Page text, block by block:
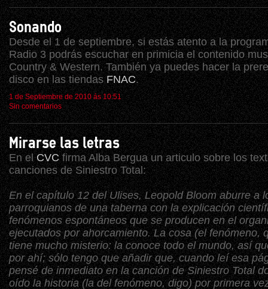
Sonando
Desde el 1 de septiembre, si estás atento a la
Radio 3 podrás escuchar en primicia el contenido
Country & Western. También ya puedes hacer la
disco en las tiendasFNAC.
1 de Septiembre de 2010 ás 10:51
Sin comentarios
Mirarse las letras
En elCVCfirma Alba Bergua un articulo sobre los
canciones de Siniestro Total:
En el capítulo 12 del Ulises, Leopold Bloom aburre a
parroquianos de una taberna con la explicación
fenómenos espontáneos que se producen en el
ejecutados por ahorcamiento. La cosa (el fenómeno,
tiene mucho misterio: la conoce todo el mundo, así
por ahí; sólo tengo que añadir que, cuando leí esa
pensé de inmediato en la canción de Siniestro Total
oído la historia (la del fenómeno, digo) por primera